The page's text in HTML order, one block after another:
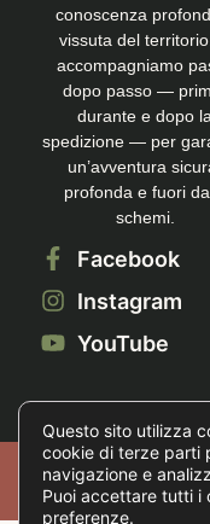
conoscenza
vissuta del
accompagniamo
dopo passo —
durante e dopo la
spedizione — per
un’avventura
profonda e fuori
schemi.
Facebook
Instagram
YouTube
Privacy Policy |
Questo sito utilizza
cookie di terze parti
navigazione e
Puoi accettare tutti i
preferenze.